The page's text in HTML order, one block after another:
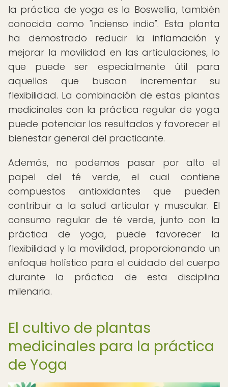
la práctica de yoga es la Boswellia, también
conocida como "incienso indio". Esta planta
ha demostrado reducir la inflamación y
mejorar la movilidad en las articulaciones, lo
que puede ser especialmente útil para
aquellos que buscan incrementar su
flexibilidad. La combinación de estas plantas
medicinales con la práctica regular de yoga
puede potenciar los resultados y favorecer el
bienestar general del practicante.
Además, no podemos pasar por alto el
papel del té verde, el cual contiene
compuestos antioxidantes que pueden
contribuir a la salud articular y muscular. El
consumo regular de té verde, junto con la
práctica de yoga, puede favorecer la
flexibilidad y la movilidad, proporcionando un
enfoque holístico para el cuidado del cuerpo
durante la práctica de esta disciplina
milenaria.
El cultivo de plantas
medicinales para la práctica
de Yoga